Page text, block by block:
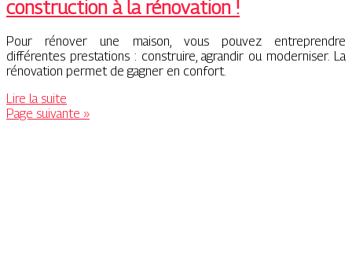
construction à la rénovation !
Pour rénover une maison, vous pouvez entreprendre
différentes prestations : construire, agrandir ou moderniser. La
rénovation permet de gagner en confort.
Lire la suite
Page suivante »